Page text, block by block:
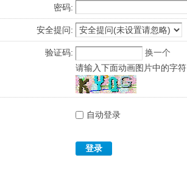
密码:
安全提问:
验证码:
换一个
请输入下面动画图片中的字符
自动登录
登录